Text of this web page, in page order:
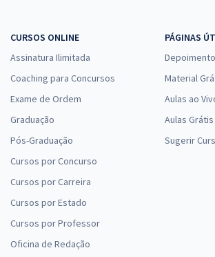
R$27,33
Economize R$ 81,98 (-
Comprar
DER DF - Departamento de Estradas de
CURSOS ONLINE
Assinatura Ilimitada
Coaching para Concursos
Exame de Ordem
Graduação
Pós-Graduação
Cursos por Concurso
Cursos por Carreira
Cursos por Estado
Cursos por Professor
Oficina de Redação
PÁGINAS
Material
Aulas ao
Aulas Grátis
Sugerir